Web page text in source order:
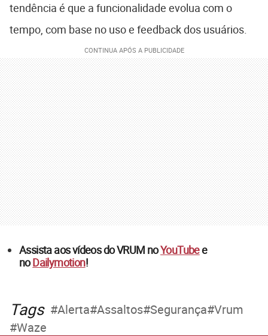
tendência é que a funcionalidade evolua com o
tempo, com base no uso e feedback dos usuários.
Assista aos vídeos do VRUM noYouTubee
noDailymotion!
Tags Alerta Assaltos Segurança Vrum
Waze